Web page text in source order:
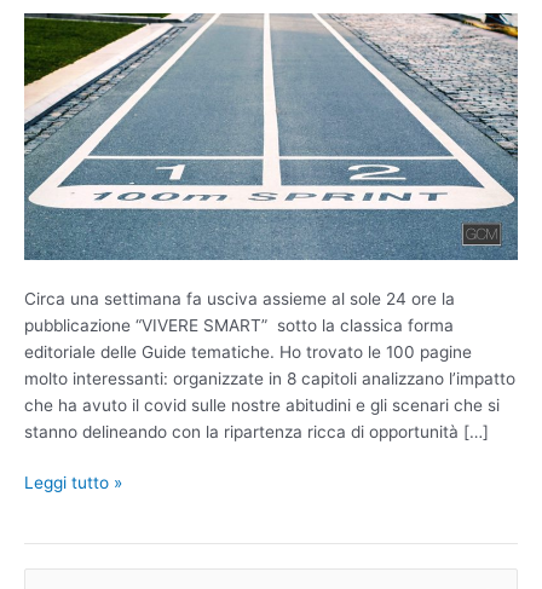
Circa una settimana fa usciva assieme al sole 24 ore la
pubblicazione “VIVERE SMART” sotto la classica forma
editoriale delle Guide tematiche. Ho trovato le 100 pagine
molto interessanti: organizzate in 8 capitoli analizzano l’impatto
che ha avuto il covid sulle nostre abitudini e gli scenari che si
stanno delineando con la ripartenza ricca di opportunità […]
opportunità
per
il
digitale
Leggi tutto »